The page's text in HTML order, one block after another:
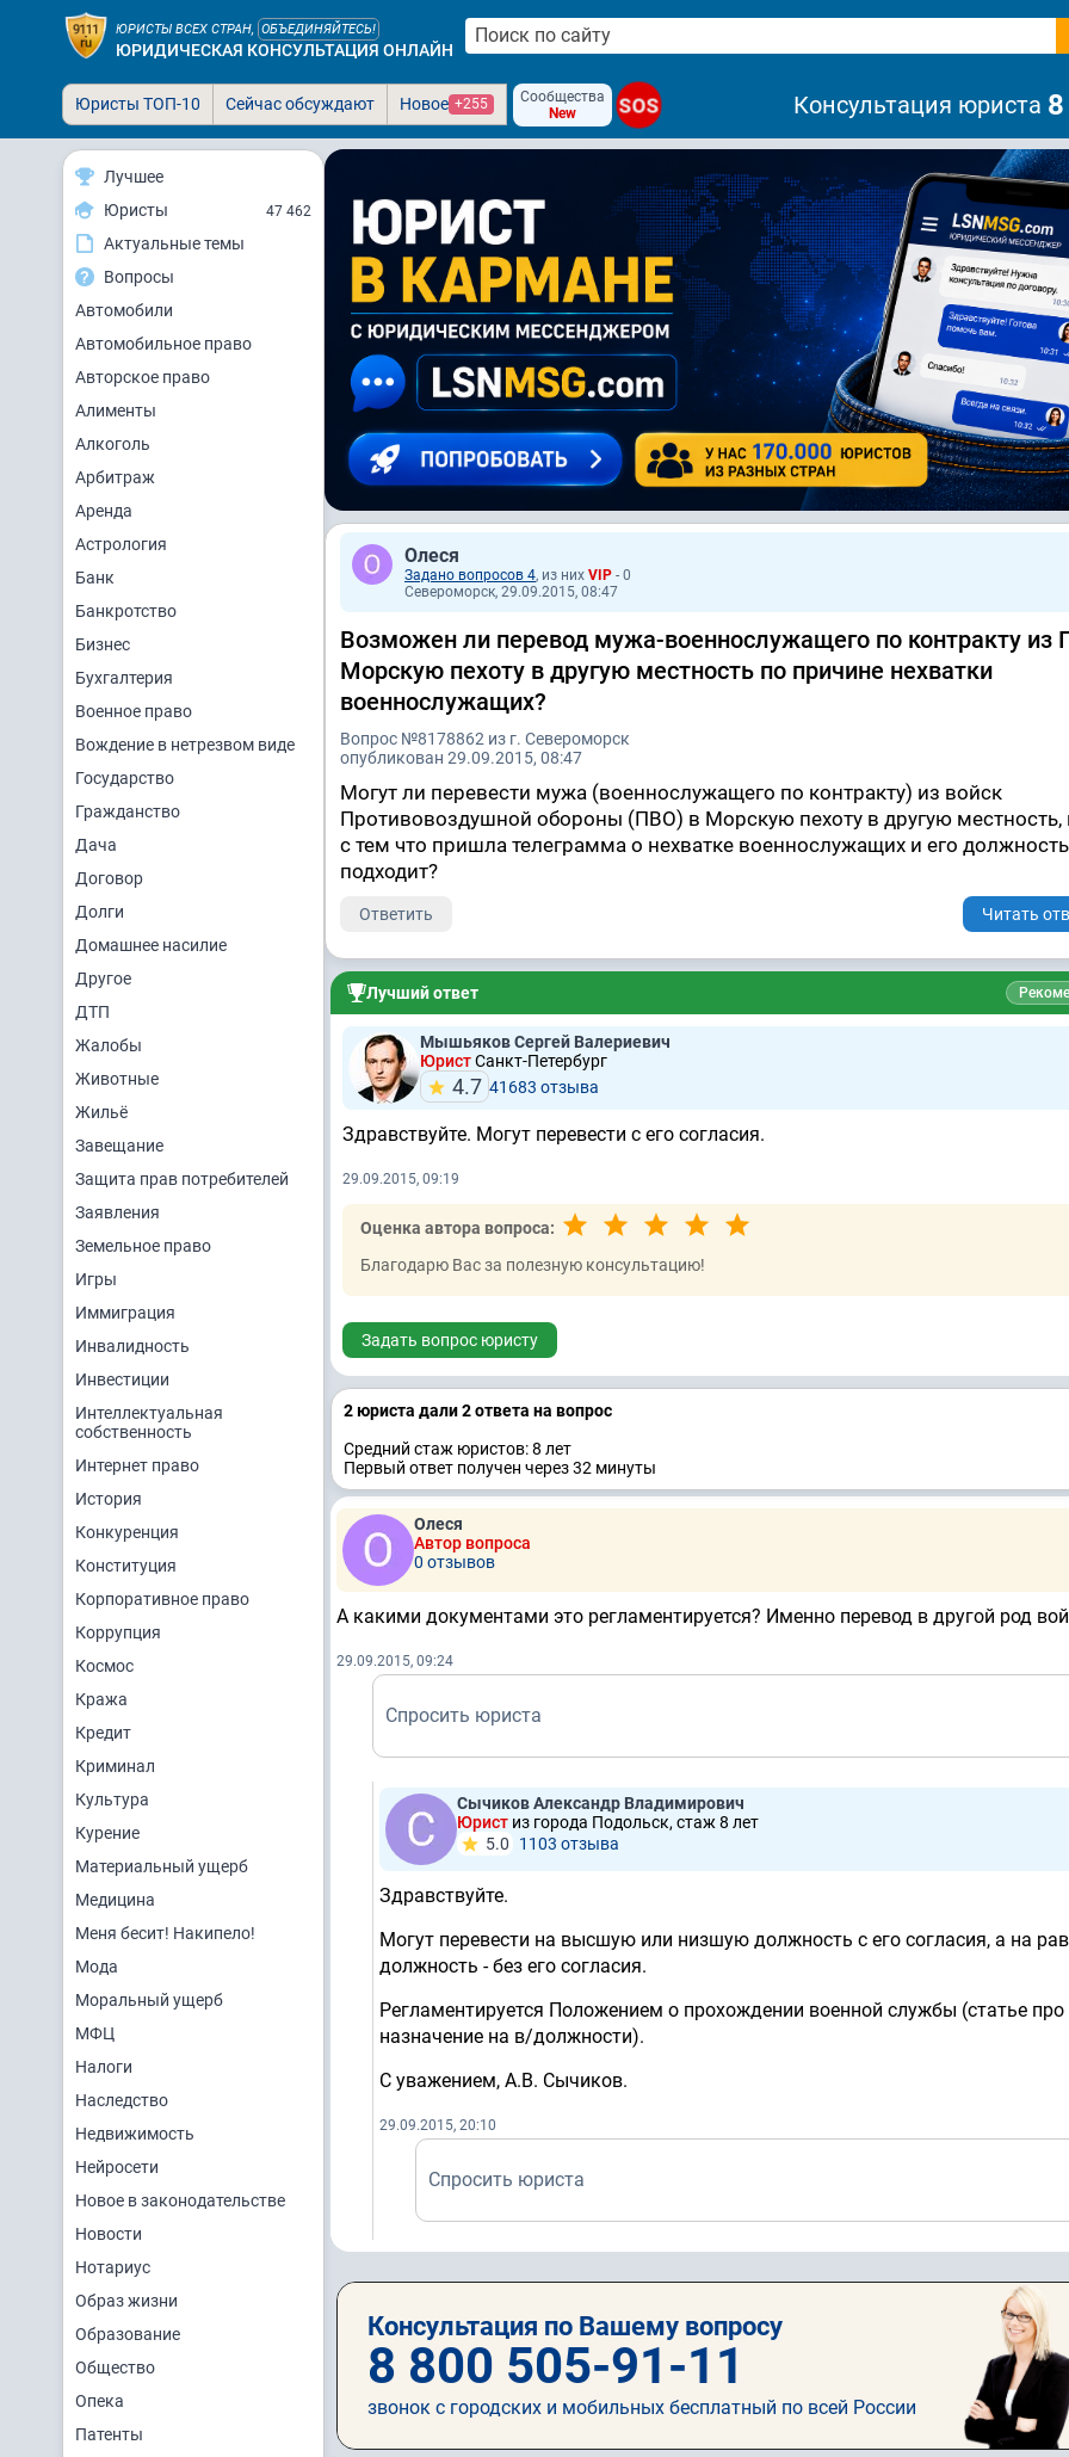
ЮРИСТЫ ВСЕХ СТРАН, ОБЪЕДИНЯЙТЕСЬ!
ЮРИДИЧЕСКАЯ КОНСУЛЬТАЦИЯ ОНЛАЙН
Юристы ТОП-10 Сейчас обсуждают Новое +255
Сообщества
New
SOS Консультация юриста
Лучшее
Юристы
47 462
Актуальные темы
Вопросы
Автомобили
Автомобильное право
Авторское право
Алименты
Алкоголь
Арбитраж
Аренда
Астрология
Банк
Банкротство
Бизнес
Бухгалтерия
Военное право
Вождение в нетрезвом виде
Государство
Гражданство
Дача
Договор
Долги
Домашнее насилие
Другое
ДТП
Жалобы
Животные
Жильё
Завещание
Защита прав потребителей
Заявления
Земельное право
Игры
Иммиграция
Инвалидность
Инвестиции
Интеллектуальная
собственность
Интернет право
История
Конкуренция
Конституция
Корпоративное право
Коррупция
Космос
Кража
Кредит
Криминал
Культура
Курение
Материальный ущерб
Медицина
Меня бесит! Накипело!
Мода
Моральный ущерб
МФЦ
Налоги
Наследство
Недвижимость
Нейросети
Новое в законодательстве
Новости
Нотариус
Образ жизни
Образование
Общество
Опека
Патенты
Олеся
Задано вопросов 4, из них VIP - 0
Североморск, 29.09.2015, 08:47
Возможен ли перевод мужа-военнослужащего по контракту из
Морскую пехоту в другую местность по причине нехватки
военнослужащих?
Вопрос №8178862 из г. Североморск
опубликован 29.09.2015, 08:47
Могут ли перевести мужа (военнослужащего по контракту) из войск
Противовоздушной обороны (ПВО) в Морскую пехоту в другую местность,
с тем что пришла телеграмма о нехватке военнослужащих и его должность
подходит?
Ответить Читать
Лучший ответ
Мышьяков Сергей Валериевич
ЮристСанкт-Петербург
4.7 41683 отзывa
Здравствуйте. Могут перевести с его согласия.
29.09.2015, 09:19
Оценка автора вопроса:
Благодарю Вас за полезную консультацию!
Задать вопрос юристу
2 юристa дали 2 ответa на вопрос
Средний стаж юристов: 8 лет
Первый ответ получен через 32 минуты
Олеся
Автор вопроса
0 отзывов
А какими документами это регламентируется? Именно перевод в другой род
29.09.2015, 09:24
Спросить юриста
Сычиков Александр Владимирович
Юрист из города Подольск, стаж 8 лет
5.0
1103 отзывa
Здравствуйте.
Могут перевести на высшую или низшую должность с его согласия, а на
должность - без его согласия.
Регламентируется Положением о прохождении военной службы (статье про
назначение на в/должности).
С уважением, А.В. Сычиков.
29.09.2015, 20:10
Спросить юриста
Консультация по Вашему вопросу
8 800 505-91-11
звонок с городских и мобильных бесплатный по всей России